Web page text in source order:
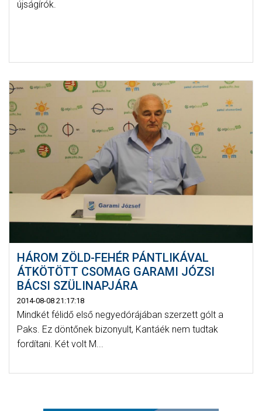
újságírók.
HÁROM ZÖLD-FEHÉR PÁNTLIKÁVAL
ÁTKÖTÖTT CSOMAG GARAMI JÓZSI
BÁCSI SZÜLINAPJÁRA
2014-08-08 21:17:18
Mindkét félidő első negyedórájában szerzett gólt a
Paks. Ez döntőnek bizonyult, Kantáék nem tudtak
fordítani. Két volt M...